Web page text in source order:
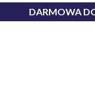
DARMOWA